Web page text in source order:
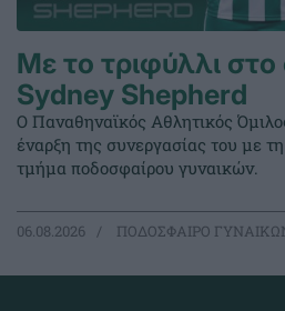
Με το τριφύλλι
Sydney Shepherd
Ο Παναθηναϊκός Αθλητικός
έναρξη της συνεργασίας του με
τμήμα ποδοσφαίρου γυναικών.
06.08.2026 ΠΟΔΟΣΦΑΙΡΟ